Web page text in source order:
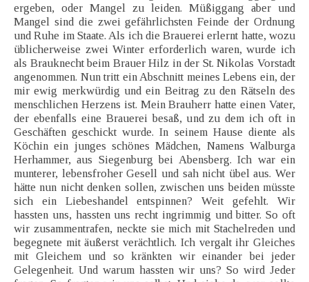
ergeben, oder Mangel zu leiden. Müßiggang aber und
Mangel sind die zwei gefährlichsten Feinde der Ordnung
und Ruhe im Staate. Als ich die Brauerei erlernt hatte, wozu
üblicherweise zwei Winter erforderlich waren, wurde ich
als Brauknecht beim Brauer Hilz in der St. Nikolas Vorstadt
angenommen. Nun tritt ein Abschnitt meines Lebens ein, der
mir ewig merkwürdig und ein Beitrag zu den Rätseln des
menschlichen Herzens ist. Mein Brauherr hatte einen Vater,
der ebenfalls eine Brauerei besaß, und zu dem ich oft in
Geschäften geschickt wurde. In seinem Hause diente als
Köchin ein junges schönes Mädchen, Namens Walburga
Herhammer, aus Siegenburg bei Abensberg. Ich war ein
munterer, lebensfroher Gesell und sah nicht übel aus. Wer
hätte nun nicht denken sollen, zwischen uns beiden müsste
sich ein Liebeshandel entspinnen? Weit gefehlt. Wir
hassten uns, hassten uns recht ingrimmig und bitter. So oft
wir zusammentrafen, neckte sie mich mit Stachelreden und
begegnete mit äußerst verächtlich. Ich vergalt ihr Gleiches
mit Gleichem und so kränkten wir einander bei jeder
Gelegenheit. Und warum hassten wir uns? So wird Jeder